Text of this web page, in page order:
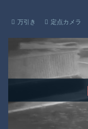
万引き 定点カメラ